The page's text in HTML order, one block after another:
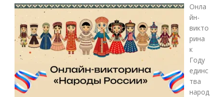
Онла
йн-
викто
рина
к
Году
единс
тва
народ